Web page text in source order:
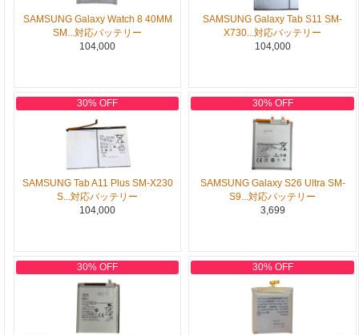
SAMSUNG Galaxy Watch 8 40MM
SM...対応バッテリー
104,000
SAMSUNG Galaxy Tab S11 SM-
X730...対応バッテリー
104,000
30% OFF
SAMSUNG Tab A11 Plus SM-X230
S...対応バッテリー
104,000
30% OFF
SAMSUNG Galaxy S26 Ultra SM-
S9...対応バッテリー
3,699
30% OFF 30% OFF